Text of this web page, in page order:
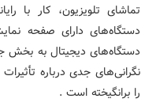
تماشای تلویزیون، کار با
دستگاه‌های دارای صفحه
دستگاه‌های دیجیتال به بخش
نگرانی‌های جدی درباره
را برانگیخته است .